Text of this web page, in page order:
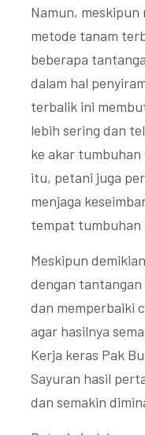
Namun, meskipun
metode tanam
beberapa
dalam hal
terbalik ini
lebih sering dan
ke akar tumbuhan
itu, petani juga
menjaga
tempat tumbuhan
Meskipun
dengan
dan memperbaiki
agar hasilnya
Kerja keras Pak
Sayuran hasil
dan semakin